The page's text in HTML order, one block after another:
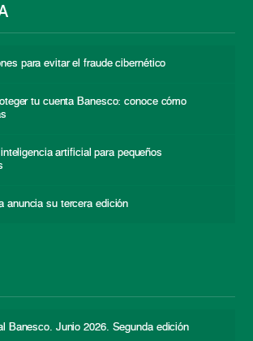
para evitar el fraude cibernético
tu cuenta Banesco: conoce cómo
artificial para pequeños
anuncia su tercera edición
Banesco. Junio 2026. Segunda edición